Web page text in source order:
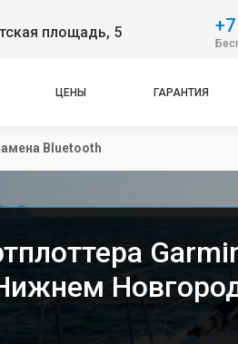
площадь, 5
ЦЕНЫ ГАРАНТИЯ
Bluetooth